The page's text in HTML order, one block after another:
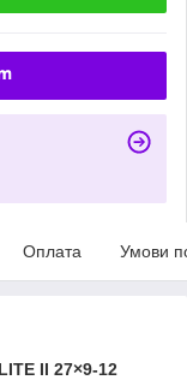
Оплата Умови
II 27×9-12